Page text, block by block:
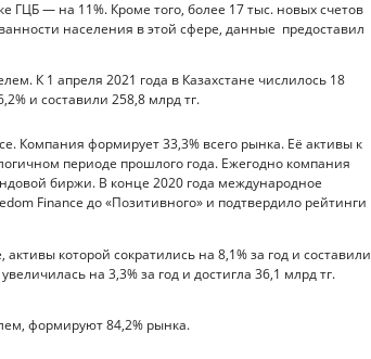
ГЦБ — на 11%. Кроме того, более 17 тыс. новых счетов
населения в этой сфере, данные предоставил
К 1 апреля 2021 года в Казахстане числилось 18
и составили 258,8 млрд тг.
Компания формирует 33,3% всего рынка. Её активы к
периоде прошлого года. Ежегодно компания
биржи. В конце 2020 года международное
Finance до «Позитивного» и подтвердило рейтинги
которой сократились на 8,1% за год и составили
на 3,3% за год и достигла 36,1 млрд тг.
формируют 84,2% рынка.